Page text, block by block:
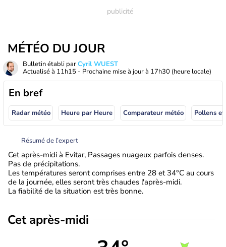
MÉTÉO DU JOUR
Bulletin établi parCyril WUEST
Actualisé à 11h15 - Prochaine mise à jour à 17h30 (heure locale)
En bref
Radar météo Heure par Heure Comparateur météo Pollens
Résumé de l’expert
Cet après-midi à Evitar, Passages nuageux parfois denses.
Pas de précipitations.
Les températures seront comprises entre 28 et 34°C au cours
de la journée, elles seront très chaudes l'après-midi.
La fiabilité de la situation est très bonne.
Cet après-midi